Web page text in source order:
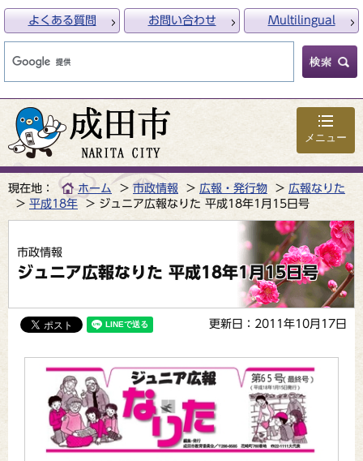
メニュー
よくある質問 お問い合わせ Multilingual
現在地： ホーム 市政情報 広報・発行物
広報なりた
平成18年
ジュニア広報なりた 平成18年1月15日号
市政情報
ジュニア広報なりた 平成18年1月15日号
更新日：2011年10月17日